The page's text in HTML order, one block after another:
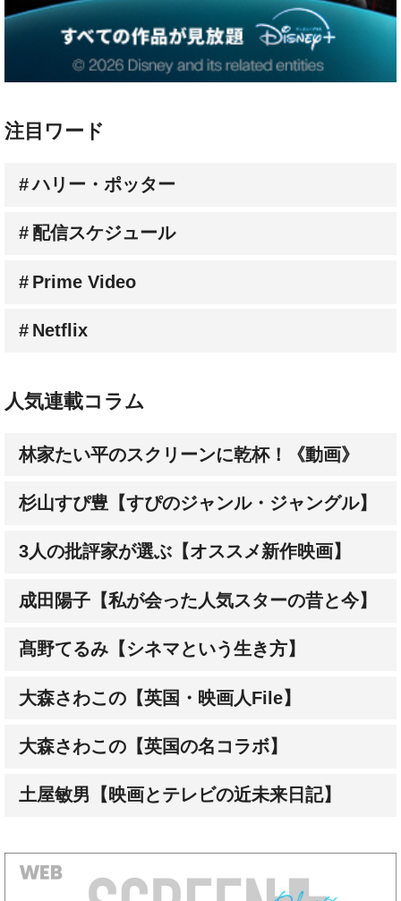
注目ワード
ハリー・ポッター
配信スケジュール
Prime Video
Netflix
林家たい平のスクリーンに乾杯！《動画》
杉山すぴ豊【すぴのジャンル・ジャングル】
3人の批評家が選ぶ【オススメ新作映画】
成田陽子【私が会った人気スターの昔と今】
髙野てるみ【シネマという生き方】
大森さわこの【英国・映画人File】
大森さわこの【英国の名コラボ】
土屋敏男【映画とテレビの近未来日記】